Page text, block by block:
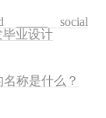
_____ social
业设计
称是什么？